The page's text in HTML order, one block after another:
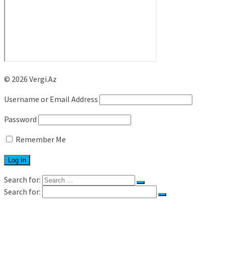
© 2026 Vergi.Az
Username or Email Address
Password
Remember Me
Search for:
Search for: